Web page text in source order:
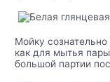
Мойку
как для мытья
большой партии